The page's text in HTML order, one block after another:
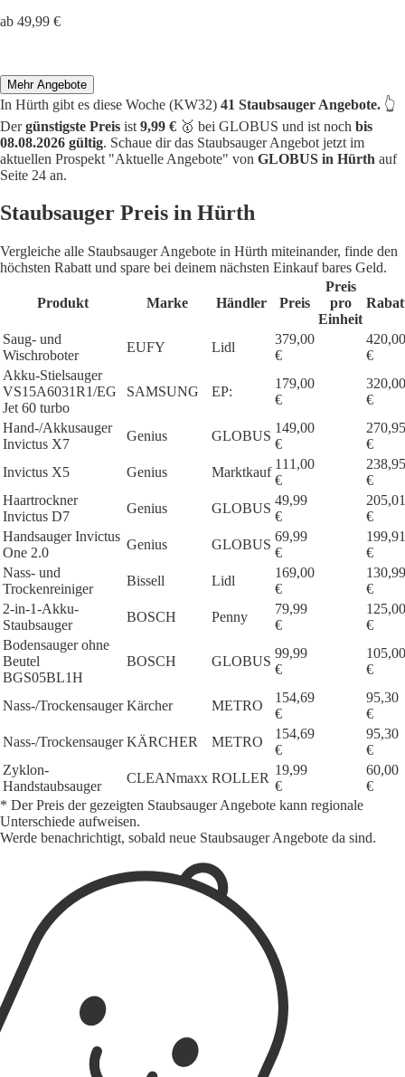
ab 49,99 €
Mehr Angebote
In Hürth gibt es diese Woche (KW32) 41 Staubsauger Angebote. 👆
Dergünstigste Preis ist 9,99 € 🥇 bei GLOBUS und ist noch bis
08.08.2026 gültig. Schaue dir das Staubsauger Angebot jetzt im
aktuellen Prospekt "Aktuelle Angebote" von GLOBUS in Hürth auf
Seite 24 an.
Staubsauger Preis in Hürth
Vergleiche alle Staubsauger Angebote in Hürth miteinander, finde den
höchsten Rabatt und spare bei deinem nächsten Einkauf bares Geld.
Produkt Marke Händler Preis
Preis
pro
Einheit
Saug- und
Wischroboter
EUFY Lidl
379,00
€
420,00
€
Akku-Stielsauger
VS15A6031R1/EG
Jet 60 turbo
SAMSUNG EP:
179,00
€
320,00
€
Hand-/Akkusauger
Invictus X7
Genius GLOBUS
149,00
€
270,95
€
Invictus X5
Genius Marktkauf
111,00
€
238,95
€
Haartrockner
Invictus D7
Genius GLOBUS
49,99
€
205,01
€
Handsauger Invictus
One 2.0
Genius GLOBUS
69,99
€
199,91
€
Nass- und
Trockenreiniger
Bissell Lidl
169,00
€
130,99
€
2-in-1-Akku-
Staubsauger
BOSCH Penny
79,99
€
125,00
€
Bodensauger ohne
Beutel
BGS05BL1H
BOSCH GLOBUS
99,99
€
105,00
€
Nass-/Trockensauger Kärcher METRO
154,69
€
95,30
€
Nass-/Trockensauger KÄRCHER METRO
154,69
€
95,30
€
Zyklon-
Handstaubsauger
CLEANmaxx ROLLER
19,99
€
60,00
€
* Der Preis der gezeigten Staubsauger Angebote kann regionale
Unterschiede aufweisen.
Werde benachrichtigt, sobald neue Staubsauger Angebote da sind.